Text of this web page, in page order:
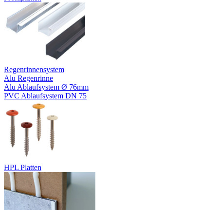
Regenrinnensystem
Alu Regenrinne
Alu Ablaufsystem Ø 76mm
PVC Ablaufsystem DN 75
HPL Platten